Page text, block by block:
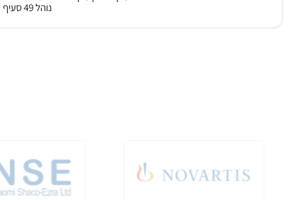
נוהל 49 סעיף 3.1